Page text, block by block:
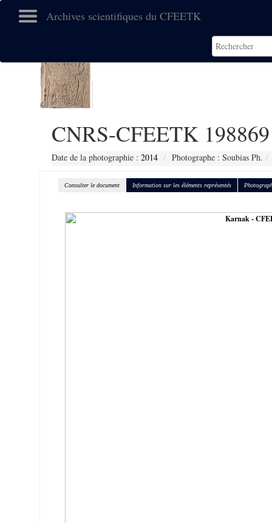
Archives scientifiques du CFEETK
CNRS-CFEETK 198869
Date de la photographie : 2014 Photographe : Soubias Ph.
Consulter le document Information sur les éléments représentés